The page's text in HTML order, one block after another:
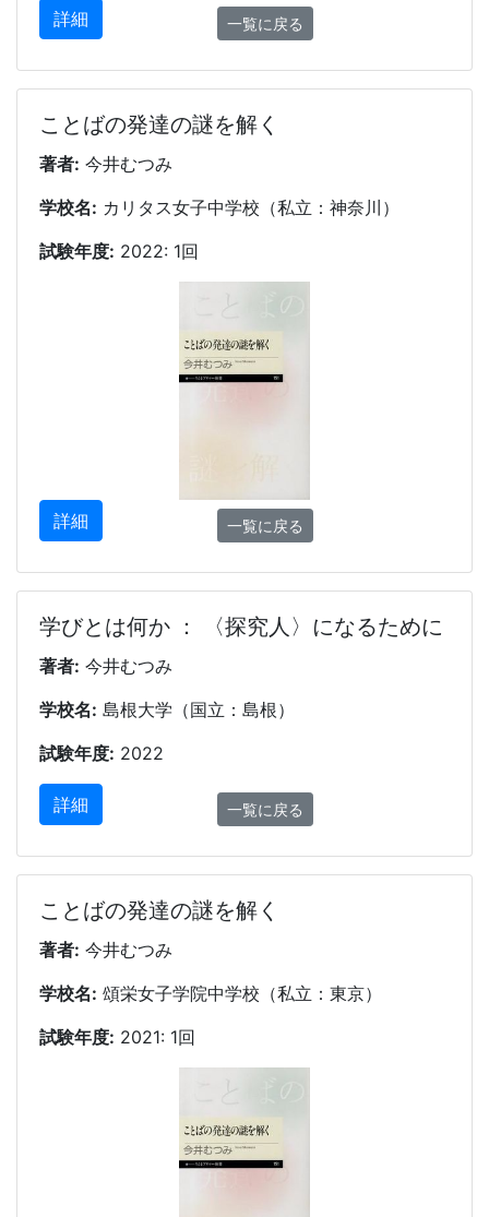
詳細 一覧に戻る
ことばの発達の謎を解く
著者: 今井むつみ
学校名: カリタス女子中学校（私立：神奈川）
試験年度: 2022: 1回
詳細 一覧に戻る
学びとは何か ： 〈探究人〉になるために
著者: 今井むつみ
学校名: 島根大学（国立：島根）
試験年度: 2022
詳細 一覧に戻る
ことばの発達の謎を解く
著者: 今井むつみ
学校名: 頌栄女子学院中学校（私立：東京）
試験年度: 2021: 1回